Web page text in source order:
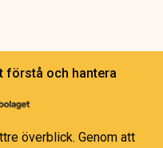
förstå och hantera
överblick. Genom att